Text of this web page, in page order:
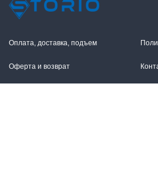
Оплата, доставка, подъем
Оферта и возврат